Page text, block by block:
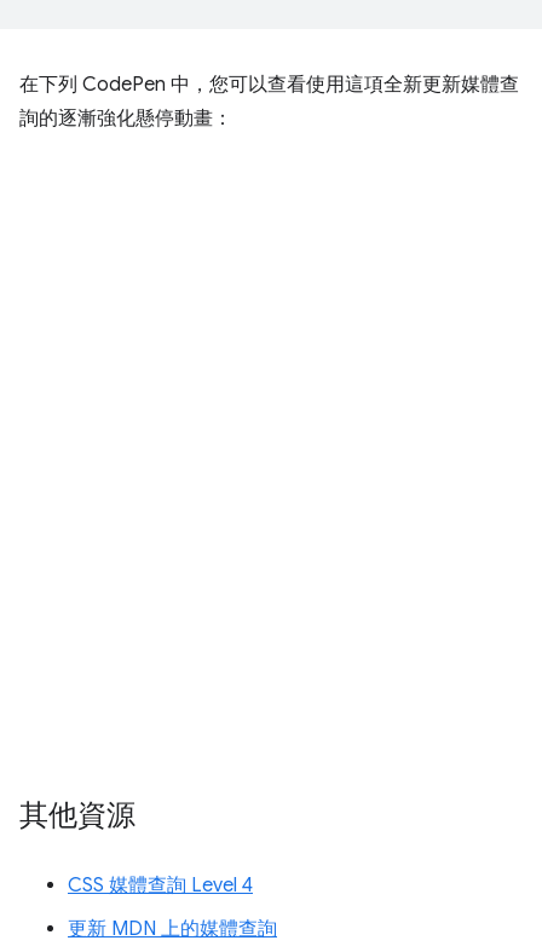
在下列 CodePen 中，您可以查看使用這項全新更新媒體查
詢的逐漸強化懸停動畫：
其他資源
CSS 媒體查詢 Level 4
更新 MDN 上的媒體查詢